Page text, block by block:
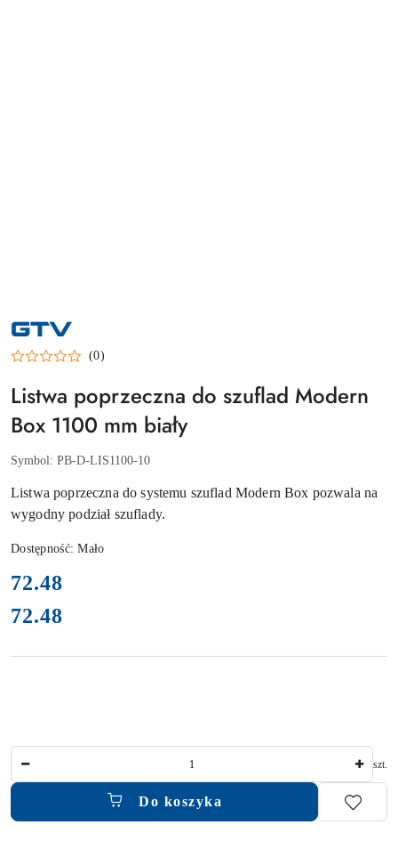
NAZWA
PRODUCENTA:
GTV
(0)
Listwa poprzeczna do szuflad Modern
Box 1100 mm biały
Symbol: PB-D-LIS1100-10
Listwa poprzeczna do systemu szuflad Modern Box pozwala na
wygodny podział szuflady.
Dostępność:Mało
cena:
72.48
Cena:
72.48
szt.
Do koszyka